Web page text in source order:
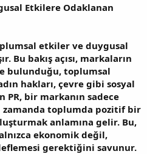
Etkilere Odaklanan
etkiler ve duygusal
Bu bakış açısı, markaların
bulunduğu, toplumsal
hakları, çevre gibi sosyal
bir markanın sadece
zamanda toplumda pozitif bir
anlamına gelir. Bu,
ekonomik değil,
gerektiğini savunur.